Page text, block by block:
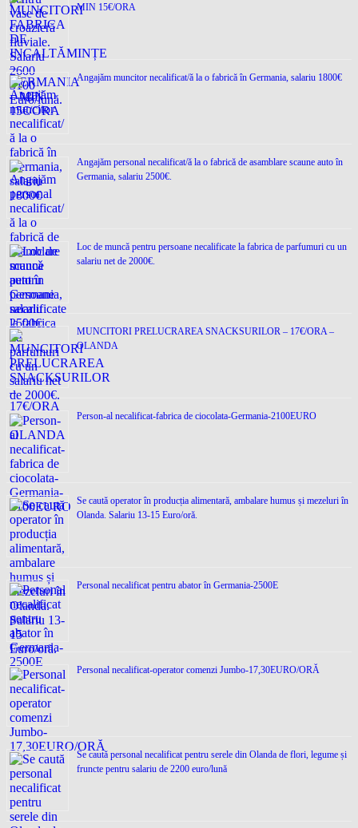
MIN 15€/ORA
Angajăm muncitor necalificat/ă la o fabrică în Germania, salariu 1800€
Angajăm personal necalificat/ă la o fabrică de asamblare scaune auto în
Germania, salariu 2500€.
Loc de muncǎ pentru persoane necalificate la fabrica de parfumuri cu un
salariu net de 2000€.
MUNCITORI PRELUCRAREA SNACKSURILOR – 17€/ORA –
OLANDA
Person-al necalificat-fabrica de ciocolata-Germania-2100EURO
Se caută operator în producția alimentară, ambalare humus și mezeluri în
Olanda. Salariu 13-15 Euro/oră.
Personal necalificat pentru abator în Germania-2500E
Personal necalificat-operator comenzi Jumbo-17,30EURO/ORĂ
Se caută personal necalificat pentru serele din Olanda de flori, legume și
fruncte pentru salariu de 2200 euro/lună